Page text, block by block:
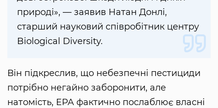
природі», — заявив Натан Донлі,
старший науковий співробітник центру
Biological Diversity.
Він підкреслив, що небезпечні пестициди
потрібно негайно заборонити, але
натомість, EPA фактично послаблює власні